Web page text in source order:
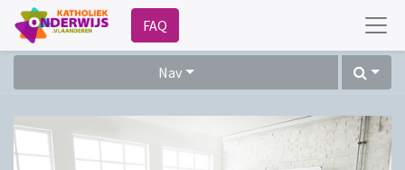
FAQ
Nav